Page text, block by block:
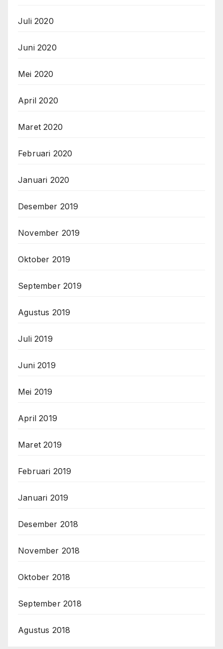
Juli 2020
Juni 2020
Mei 2020
April 2020
Maret 2020
Februari 2020
Januari 2020
Desember 2019
November 2019
Oktober 2019
September 2019
Agustus 2019
Juli 2019
Juni 2019
Mei 2019
April 2019
Maret 2019
Februari 2019
Januari 2019
Desember 2018
November 2018
Oktober 2018
September 2018
Agustus 2018